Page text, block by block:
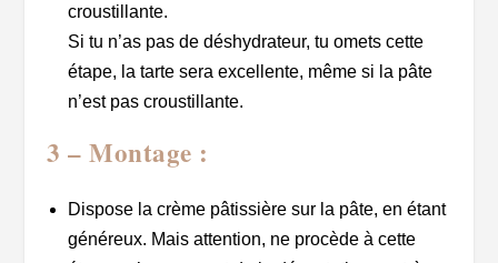
croustillante.
Si tu n’as pas de déshydrateur, tu omets cette
étape, la tarte sera excellente, même si la pâte
n’est pas croustillante.
3 – Montage :
Dispose la crème pâtissière sur la pâte, en étant
généreux. Mais attention, ne procède à cette